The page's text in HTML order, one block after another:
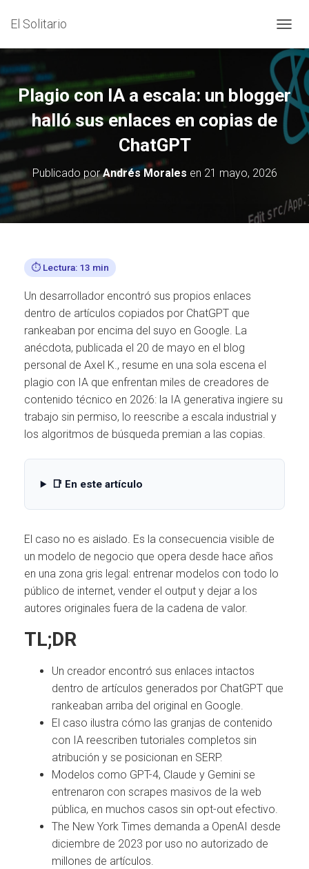
El Solitario
A
M
I
A
R
O
N
Plagio con IA a escala: un blogger
halló sus enlaces en copias de
ChatGPT
Publicado porAndrés Morales en 21 mayo, 2026
⏱️ Lectura: 13 min
Un desarrollador encontró sus propios enlaces
dentro de artículos copiados por ChatGPT que
rankeaban por encima del suyo en Google. La
anécdota, publicada el 20 de mayo en el blog
personal de Axel K., resume en una sola escena el
plagio con IA que enfrentan miles de creadores de
contenido técnico en 2026: la IA generativa ingiere su
trabajo sin permiso, lo reescribe a escala industrial y
los algoritmos de búsqueda premian a las copias.
📑 En este artículo
El caso no es aislado. Es la consecuencia visible de
un modelo de negocio que opera desde hace años
en una zona gris legal: entrenar modelos con todo lo
público de internet, vender el output y dejar a los
autores originales fuera de la cadena de valor.
TL;DR
Un creador encontró sus enlaces intactos
dentro de artículos generados por ChatGPT que
rankeaban arriba del original en Google.
El caso ilustra cómo las granjas de contenido
con IA reescriben tutoriales completos sin
atribución y se posicionan en SERP.
Modelos como GPT-4, Claude y Gemini se
entrenaron con scrapes masivos de la web
pública, en muchos casos sin opt-out efectivo.
The New York Times demanda a OpenAI desde
diciembre de 2023 por uso no autorizado de
millones de artículos.